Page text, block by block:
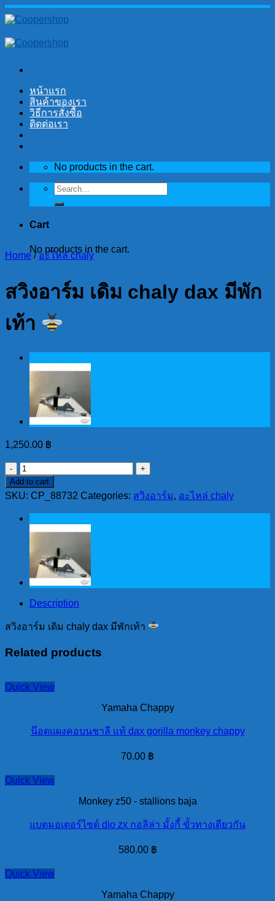
Skip
to
หน้าแรก
สินค้าของเรา
วิธีการสั่งซื้อ
ติดต่อเรา
No products in the cart.
Search
for:
Cart
No products in the cart.
Home / อะไหล่ chaly
สวิงอาร์ม เดิม chaly dax มีพัก
เท้า
1,250.00 ฿
สวิง
อาร์ม
เดิม
chaly
dax
พัก
เท้า
Add to cart
SKU: CP_88732 Categories: สวิงอาร์ม, อะไหล่ chaly
Description
สวิงอาร์ม เดิม chaly dax มีพักเท้า
Related products
Quick View
Yamaha Chappy
น๊อตแผงคอบนชาลี แท้ dax gorilla monkey chappy
70.00 ฿
Quick View
Monkey z50 - stallions baja
แบตมอเตอร์ไซด์ dio zx กอลิล่า มั้งกี้ ขั้วทางเดียวกัน
580.00 ฿
Quick View
Yamaha Chappy